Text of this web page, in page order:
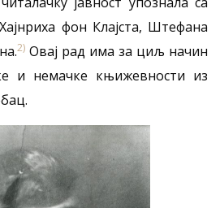
фон Клајста, Штефана
2) Овај рад има за циљ начин
и немачке књижевности из